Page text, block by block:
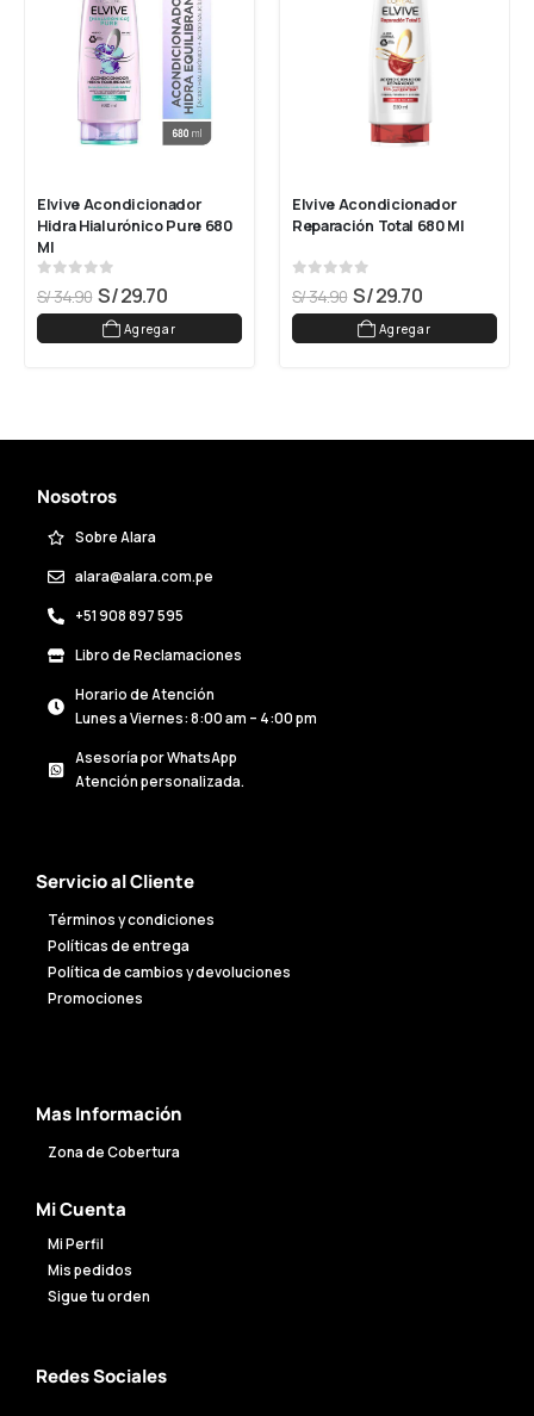
Elvive Acondicionador
Hidra Hialurónico Pure 680
Ml
out of 5
S/34.90 S/29.70
Agregar
Elvive Acondicionador
Reparación Total 680 Ml
out of 5
S/34.90 S/29.70
Agregar
Nosotros
Sobre Alara
alara@alara.com.pe
+51 908 897 595
Libro de Reclamaciones
Horario de Atención
Lunes a Viernes: 8:00 am – 4:00 pm
Asesoría por WhatsApp
Atención personalizada.
Servicio al Cliente
Términos y condiciones
Políticas de entrega
Política de cambios y devoluciones
Promociones
Mas Información
Zona de Cobertura
Mi Cuenta
Mi Perfil
Mis pedidos
Sigue tu orden
Redes Sociales